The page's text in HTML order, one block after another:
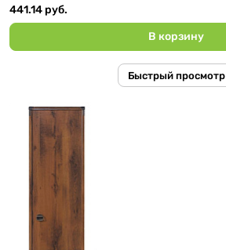
441.14 руб.
В корзину
Быстрый просмотр